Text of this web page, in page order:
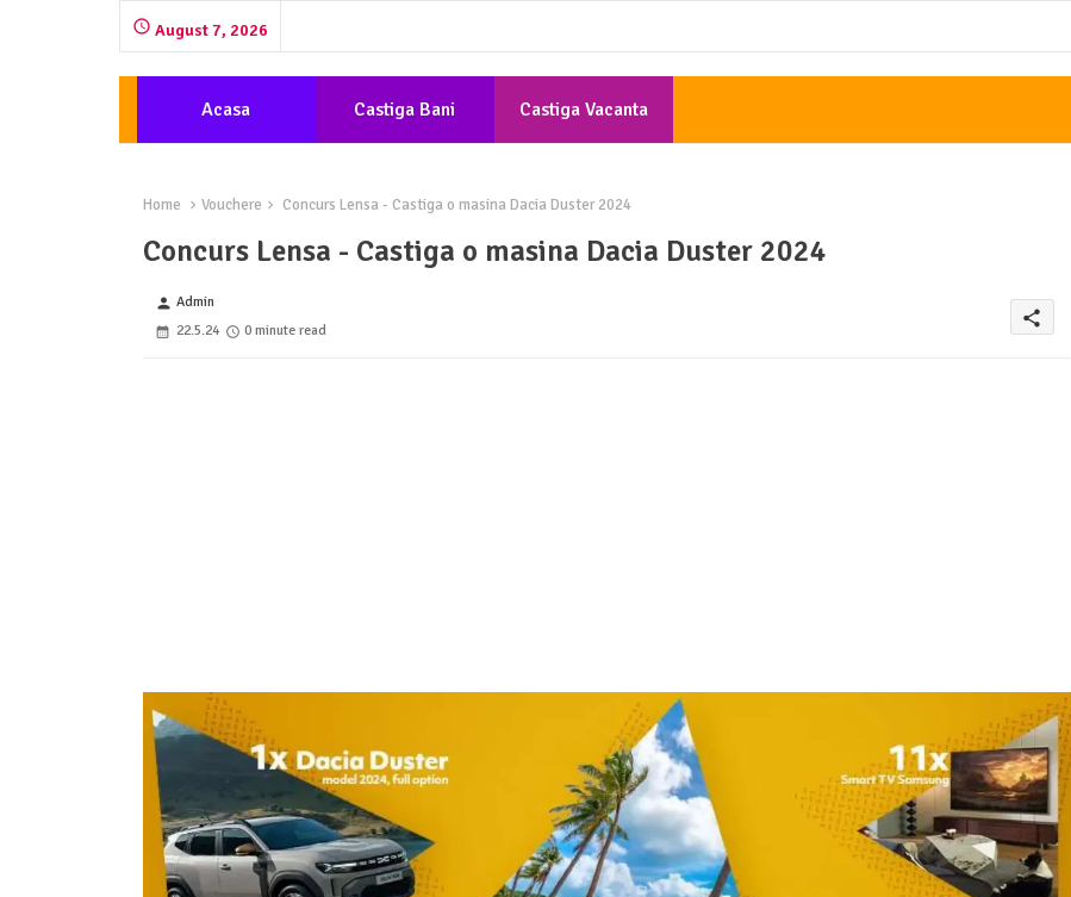
August 7, 2026
Acasa Castiga Bani Castiga Vacanta
Home Vouchere Concurs Lensa - Castiga o masina Dacia Duster 2024
Concurs Lensa - Castiga o masina Dacia Duster 2024
person Admin
22.5.24
0 minute read
share